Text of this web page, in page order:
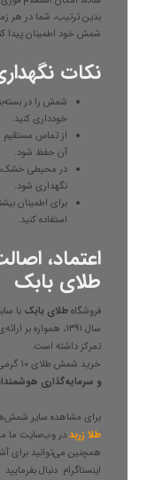
بدین ترتیب، شما در هر
شمش خود اطمینان پیدا
نکات
شمش را در
خودداری کنید.
از تماس مستقیم
آن حفظ شود.
در محیطی خشک،
نگهداری شود.
برای اطمینان
استفاده کنید.
اعتماد،
طلای بابک
فروشگاهطلای بابک
سال ۱۳۹۱، همواره
تمرکز داشته است.
خرید شمش طلای ۱۰ گرمی زربُد از طلای بابک، یعنی اطمینان از
و سرمایه‌گذاری
برای مشاهده سایر
طلا زربددر وب‌سایت ما
همچنین می‌توانید برای
اینستاگرام دنبال بفرمایید